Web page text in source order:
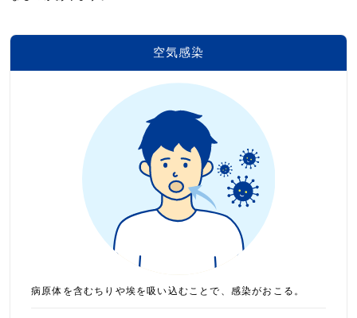
空気感染
病原体を含むちりや埃を吸い込むことで、感染がおこる。